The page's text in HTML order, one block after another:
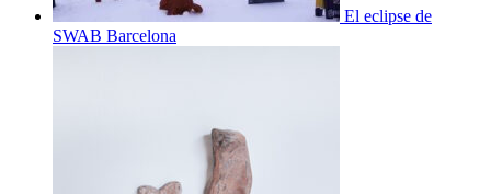
El eclipse de
SWAB Barcelona